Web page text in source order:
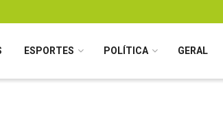
ESPORTES POLÍTICA GERAL